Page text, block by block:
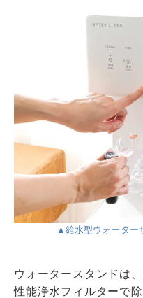
▲給水型ウォーター
ウォータースタンドは
性能浄水フィルターで